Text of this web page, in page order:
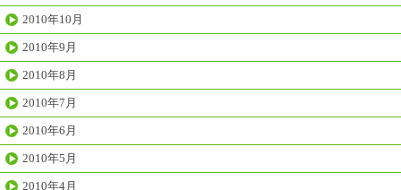
2010年10月
2010年9月
2010年8月
2010年7月
2010年6月
2010年5月
2010年4月